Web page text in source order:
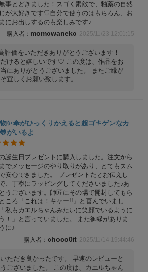
事とどきました！スゴく素敵で、釉薬の自然
が大好きです♡自分で使うのはもちろん、お
にお出しするのも楽しみです♪
momowaneko 2025/11/23 12:01:15
評価をいただきありがとうございます！
けると嬉しいです♡ この度は、作品をお
にありがとうございました。 またご縁が
宜しくお願い致します。
✨傘がひっくりかえると超ゴキゲンなカ
がいるよ
誕生日プレゼントに購入しました。注文から
でメッセージのやり取りがあり、とてもスム
安心できました。 プレゼントだとお伝えし
、丁寧にラッピングしてくださいました♪あ
うございます。師匠にその場で開封してもら
ころ「これは！キャー!!」と喜んでいまし
私もカエルちゃんみたいに笑顔でいるように
！」と言っていました。 また御縁がありま
に♪
choco0it 2025/11/14 19:44:46
ただき良かったです。 早速のレビューと
ございました。 この度は、カエルちゃん